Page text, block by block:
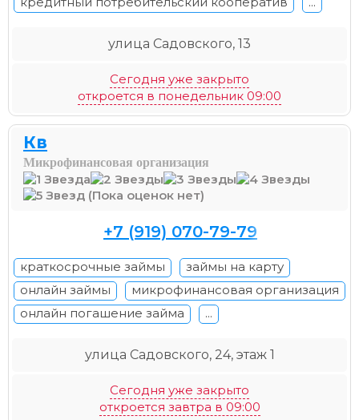
улица Садовского, 13
Сегодня уже закрыто
откроется в понедельник 09:00
Кв
Микрофинансовая организация
(Пока оценок нет)
+7 (919) 070-79-79
краткосрочные займы
займы на карту
онлайн займы
микрофинансовая организация
онлайн погашение займа
...
улица Садовского, 24, этаж 1
Сегодня уже закрыто
откроется завтра в 09:00